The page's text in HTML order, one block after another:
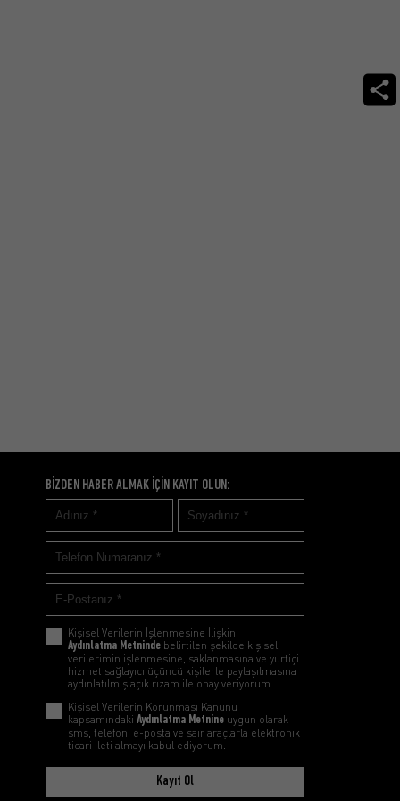
BİZDEN HABER ALMAK İÇİN KAYIT OLUN:
Kişisel Verilerin İşlenmesine İlişkin
Aydınlatma Metninde belirtilen şekilde kişisel
verilerimin işlenmesine, saklanmasına ve yurtiçi
hizmet sağlayıcı üçüncü kişilerle paylaşılmasına
aydınlatılmış açık rızam ile onay veriyorum.
Kişisel Verilerin Korunması Kanunu
kapsamındaki Aydınlatma Metnine uygun olarak
sms, telefon, e-posta ve sair araçlarla elektronik
ticari ileti almayı kabul ediyorum.
Kayıt Ol